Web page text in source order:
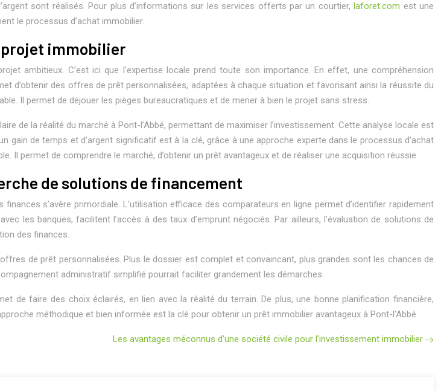
sont réalisés. Pour plus d’informations sur les services offerts par un courtier,laforet.com est une
le processus d’achat immobilier.
projet immobilier
ambitieux. C’est ici que l’expertise locale prend toute son importance. En effet, une compréhension
d’obtenir des offres de prêt personnalisées, adaptées à chaque situation et favorisant ainsi la réussite du
Il permet de déjouer les pièges bureaucratiques et de mener à bien le projet sans stress.
de la réalité du marché à Pont-l’Abbé, permettant de maximiser l’investissement. Cette analyse locale est
gain de temps et d’argent significatif est à la clé, grâce à une approche experte dans le processus d’achat
Il permet de comprendre le marché, d’obtenir un prêt avantageux et de réaliser une acquisition réussie.
de solutions de financement
s’avère primordiale. L’utilisation efficace des comparateurs en ligne permet d’identifier rapidement
les banques, facilitent l’accès à des taux d’emprunt négociés. Par ailleurs, l’évaluation de solutions de
des finances.
de prêt personnalisées. Plus le dossier est complet et convaincant, plus grandes sont les chances de
administratif simplifié pourrait faciliter grandement les démarches.
de faire des choix éclairés, en lien avec la réalité du terrain. De plus, une bonne planification financière,
méthodique et bien informée est la clé pour obtenir un prêt immobilier avantageux à Pont-l’Abbé.
Les avantages méconnus d’une société civile pour l’investissement immobilier